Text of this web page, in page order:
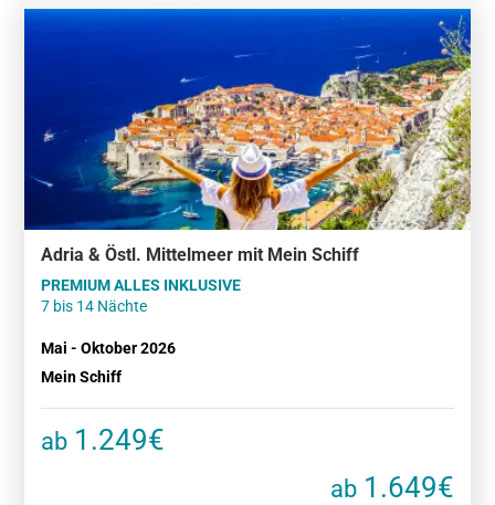
Adria & Östl. Mittelmeer mit Mein Schiff
PREMIUM ALLES INKLUSIVE
7 bis 14 Nächte
Mai - Oktober 2026
Mein Schiff
ab 1.249€
ab1.649€